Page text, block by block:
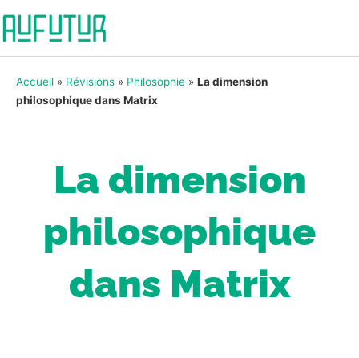
Accueil » Révisions » Philosophie » La dimension
philosophique dans Matrix
La dimension
philosophique
dans Matrix